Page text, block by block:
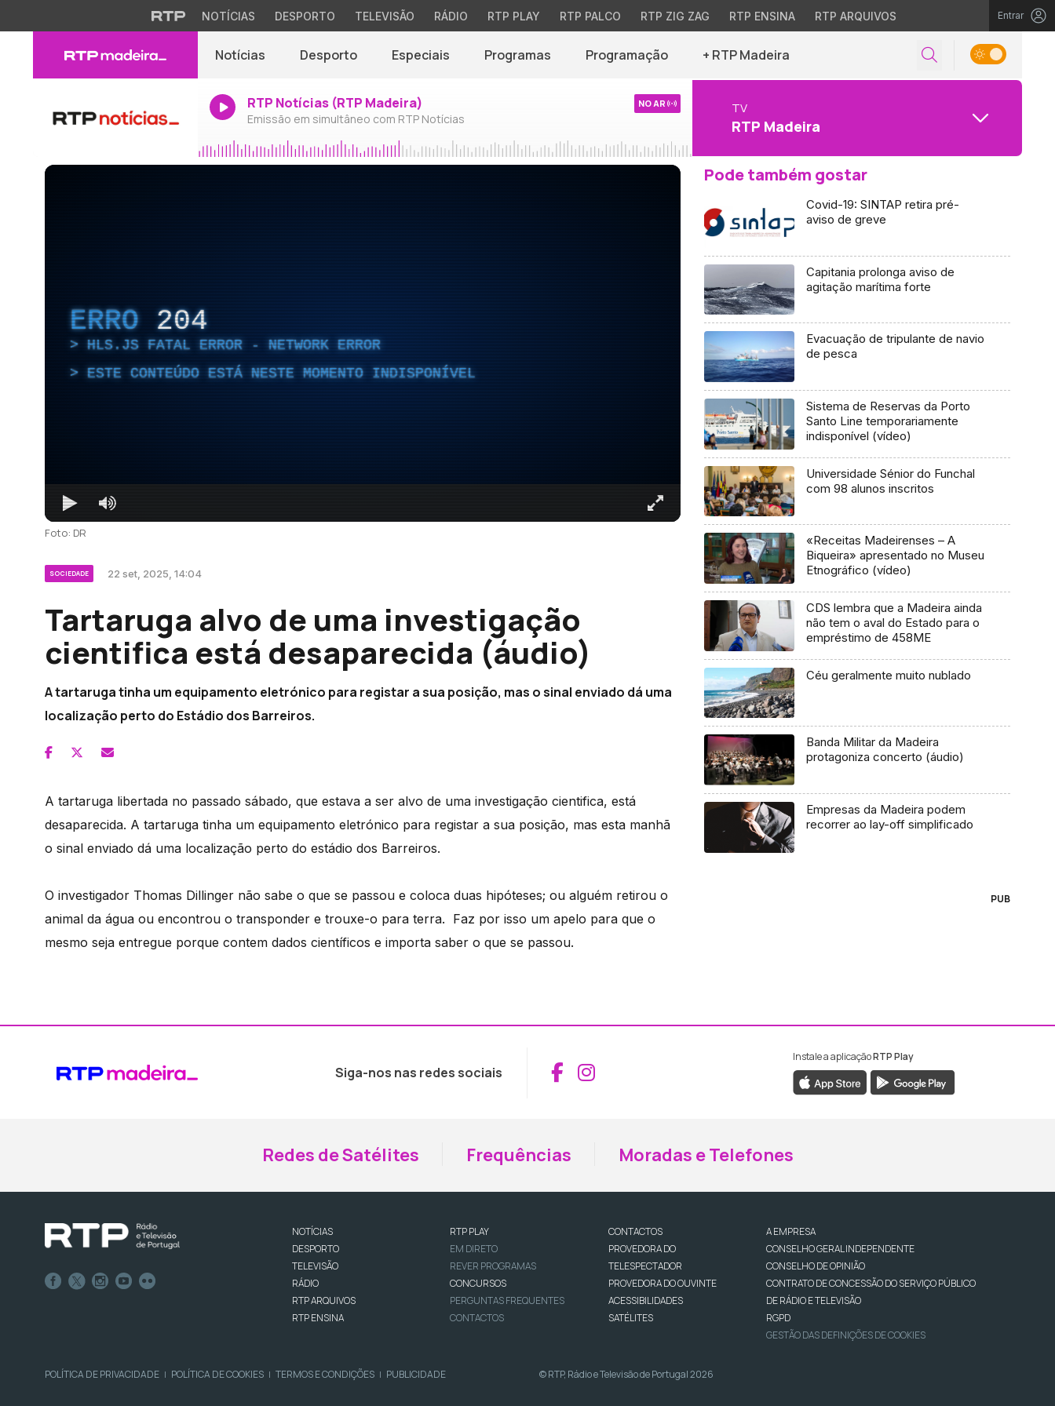
NOTÍCIAS DESPORTO TELEVISÃO RÁDIO RTP PLAY RTP PALCO RTP ZIG ZAG RTP ENSINA RTP ARQUIVOS Entrar
Notícias Desporto Especiais Programas Programação + RTP Madeira
RTP Notícias (RTP Madeira)
Emissão em simultâneo com RTP Notícias
NO AR TV
RTP Madeira
ERRO 204
HLS.JS FATAL ERROR - NETWORK ERROR
ESTE CONTEÚDO ESTÁ NESTE MOMENTO INDISPONÍVEL
Foto: DR
SOCIEDADE 22 set, 2025, 14:04
Tartaruga alvo de uma investigação
cientifica está desaparecida (áudio)
A tartaruga tinha um equipamento eletrónico para registar a sua posição, mas o sinal enviado dá uma
localização perto do Estádio dos Barreiros.
A tartaruga libertada no passado sábado, que estava a ser alvo de uma investigação cientifica, está
desaparecida. A tartaruga tinha um equipamento eletrónico para registar a sua posição, mas esta manhã
o sinal enviado dá uma localização perto do estádio dos Barreiros.
O investigador Thomas Dillinger não sabe o que se passou e coloca duas hipóteses; ou alguém retirou o
animal da água ou encontrou o transponder e trouxe-o para terra. Faz por isso um apelo para que o
mesmo seja entregue porque contem dados científicos e importa saber o que se passou.
Pode também gostar
Covid-19: SINTAP retira pré-
aviso de greve
Capitania prolonga aviso de
agitação marítima forte
Evacuação de tripulante de navio
de pesca
Sistema de Reservas da Porto
Santo Line temporariamente
indisponível (vídeo)
Universidade Sénior do Funchal
com 98 alunos inscritos
«Receitas Madeirenses – A
Biqueira» apresentado no Museu
Etnográfico (vídeo)
CDS lembra que a Madeira ainda
não tem o aval do Estado para o
empréstimo de 458ME
Céu geralmente muito nublado
Banda Militar da Madeira
protagoniza concerto (áudio)
Empresas da Madeira podem
recorrer ao lay-off simplificado
PUB
Siga-nos nas redes sociais Aceder ao Facebook da RTP Madeira
Aceder ao Instagram da RTP Madeira
Instale a aplicaçãoRTP Play
Redes de Satélites Frequências Moradas e Telefones
NOTÍCIAS
DESPORTO
TELEVISÃO
RÁDIO
RTP ARQUIVOS
RTP ENSINA
RTP PLAY
EM DIRETO
REVER PROGRAMAS
CONCURSOS
PERGUNTAS FREQUENTES
CONTACTOS
CONTACTOS
PROVEDORA DO
TELESPECTADOR
PROVEDORA DO OUVINTE
ACESSIBILIDADES
SATÉLITES
A EMPRESA
CONSELHO GERAL INDEPENDENTE
CONSELHO DE OPINIÃO
CONTRATO DE CONCESSÃO DO SERVIÇO PÚBLICO
DE RÁDIO E TELEVISÃO
RGPD
GESTÃO DAS DEFINIÇÕES DE COOKIES
POLÍTICA DE PRIVACIDADE | POLÍTICA DE COOKIES | TERMOS E CONDIÇÕES | PUBLICIDADE © RTP, Rádio e Televisão de Portugal 2026